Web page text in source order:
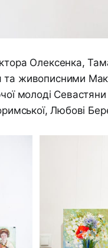
Олексенка,
живописними
молоді
Любові